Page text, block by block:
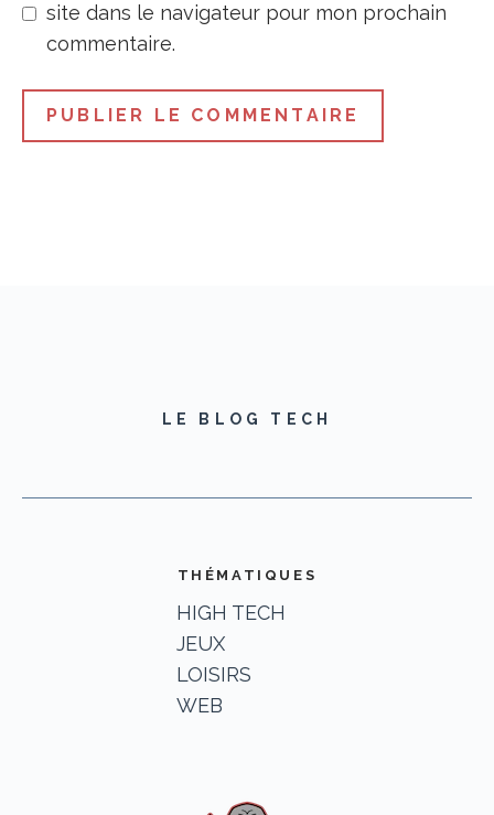
site dans le navigateur pour mon prochain
commentaire.
LE BLOG TECH
THÉMATIQUES
HIGH TECH
JEUX
LOISIRS
WEB